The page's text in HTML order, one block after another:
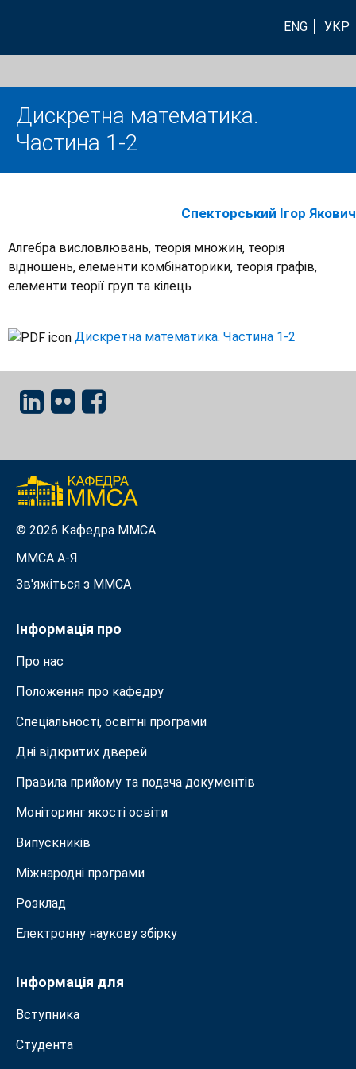
ENG УКР
Дискретна математика.
Частина 1-2
Спекторський Ігор Якович
Алгебра висловлювань, теорія множин, теорія
відношень, елементи комбінаторики, теорія графів,
елементи теорії груп та кілець
Дискретна математика. Частина 1-2
© 2026 Кафедра ММСА
ММСА A-Я
Зв'яжіться з MMСА
Інформація про
Про нас
Положення про кафедру
Спеціальності, освітні програми
Дні відкритих дверей
Правила прийому та подача документiв
Моніторинг якості освіти
Випускників
Міжнародні програми
Розклад
Електронну наукову збірку
Інформація для
Вступника
Студента